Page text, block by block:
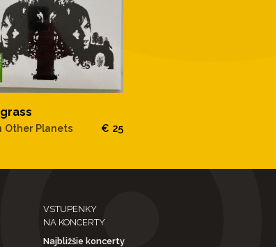
Other Planets € 25
VSTUPENKY
NA KONCERTY
Najbližšie koncerty